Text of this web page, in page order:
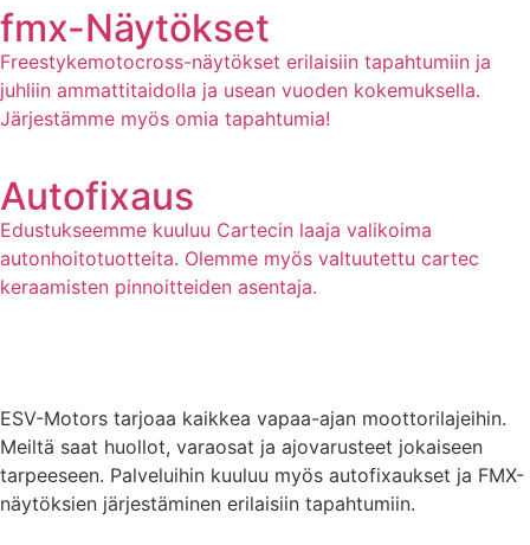
fmx-Näytökset
Freestykemotocross-näytökset erilaisiin tapahtumiin ja
juhliin ammattitaidolla ja usean vuoden kokemuksella.
Järjestämme myös omia tapahtumia!
Autofixaus
Edustukseemme kuuluu Cartecin laaja valikoima
autonhoitotuotteita. Olemme myös valtuutettu cartec
keraamisten pinnoitteiden asentaja.
ESV-Motors tarjoaa kaikkea vapaa-ajan moottorilajeihin.
Meiltä saat huollot, varaosat ja ajovarusteet jokaiseen
tarpeeseen. Palveluihin kuuluu myös autofixaukset ja FMX-
näytöksien järjestäminen erilaisiin tapahtumiin.